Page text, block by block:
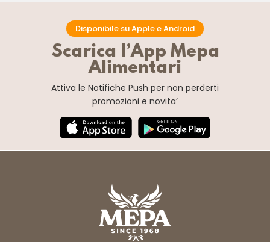
Disponibile su Apple e Android
Scarica l’App Mepa
Alimentari
Attiva le Notifiche Push per non perderti
promozioni e novita’